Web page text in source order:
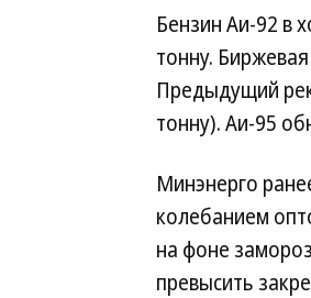
Бензин Аи-92 в
тонну.
Предыдущий
тонну). Аи-95
Минэнерго
колебанием
на фоне
превысить